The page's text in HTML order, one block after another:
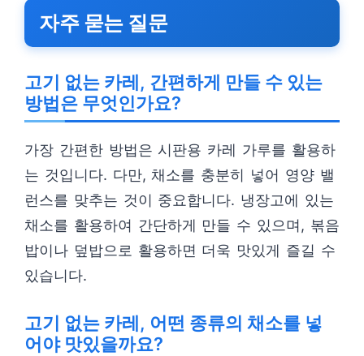
자주 묻는 질문
고기 없는 카레, 간편하게 만들 수 있는
방법은 무엇인가요?
가장 간편한 방법은 시판용 카레 가루를 활용하
는 것입니다. 다만, 채소를 충분히 넣어 영양 밸
런스를 맞추는 것이 중요합니다. 냉장고에 있는
채소를 활용하여 간단하게 만들 수 있으며, 볶음
밥이나 덮밥으로 활용하면 더욱 맛있게 즐길 수
있습니다.
고기 없는 카레, 어떤 종류의 채소를 넣
어야 맛있을까요?